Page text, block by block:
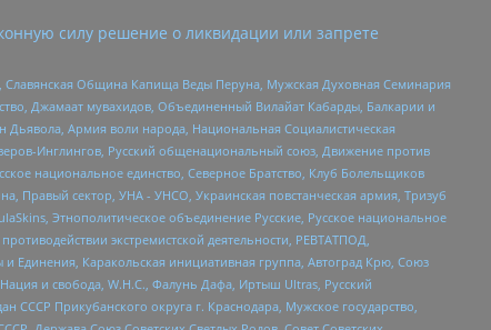
силу решение о ликвидации или запрете
Славянская Община Капища Веды Перуна, Мужская Духовная Семинария
Джамаат мувахидов, Объединенный Вилайат Кабарды, Балкарии и
Армия воли народа, Национальная Социалистическая
Инглингов, Русский общенациональный союз, Движение против
национальное единство, Северное Братство, Клуб Болельщиков
Правый сектор, УНА - УНСО, Украинская повстанческая армия, Тризуб
Этнополитическое объединение Русские, Русское национальное
экстремистской деятельности, РЕВТАТПОД,
Каракольская инициативная группа, Автоград Крю, Союз
и свобода, W.H.С., Фалунь Дафа, Иртыш Ultras, Русский
Прикубанского округа г. Краснодара, Мужское государство,